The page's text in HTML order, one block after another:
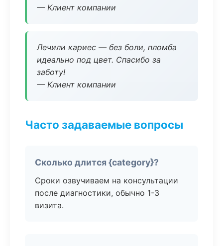
— Клиент компании
Лечили кариес — без боли, пломба
идеально под цвет. Спасибо за
заботу!
— Клиент компании
Часто задаваемые вопросы
Сколько длится {category}?
Сроки озвучиваем на консультации
после диагностики, обычно 1-3
визита.